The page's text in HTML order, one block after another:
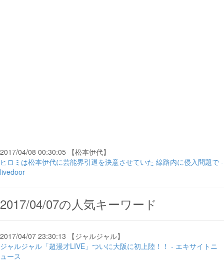
2017/04/08 00:30:05 【松本伊代】
ヒロミは松本伊代に芸能界引退を決意させていた 線路内に侵入問題で -
livedoor
2017/04/07の人気キーワード
2017/04/07 23:30:13 【ジャルジャル】
ジャルジャル「超漫才LIVE」ついに大阪に初上陸！！ - エキサイトニ
ュース